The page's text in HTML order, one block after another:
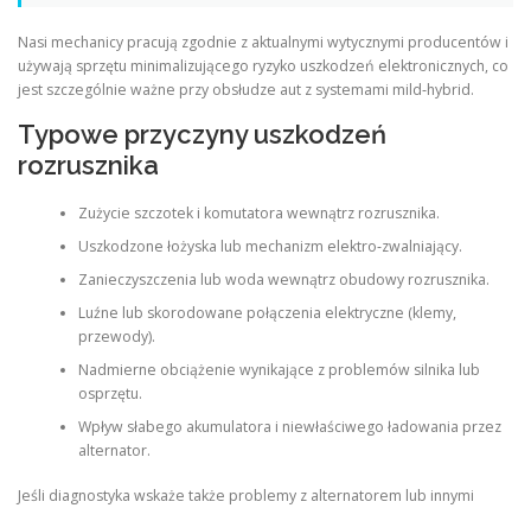
Nasi mechanicy pracują zgodnie z aktualnymi wytycznymi producentów i
używają sprzętu minimalizującego ryzyko uszkodzeń elektronicznych, co
jest szczególnie ważne przy obsłudze aut z systemami mild‑hybrid.
Typowe przyczyny uszkodzeń
rozrusznika
Zużycie szczotek i komutatora wewnątrz rozrusznika.
Uszkodzone łożyska lub mechanizm elektro‑zwalniający.
Zanieczyszczenia lub woda wewnątrz obudowy rozrusznika.
Luźne lub skorodowane połączenia elektryczne (klemy,
przewody).
Nadmierne obciążenie wynikające z problemów silnika lub
osprzętu.
Wpływ słabego akumulatora i niewłaściwego ładowania przez
alternator.
Jeśli diagnostyka wskaże także problemy z alternatorem lub innymi